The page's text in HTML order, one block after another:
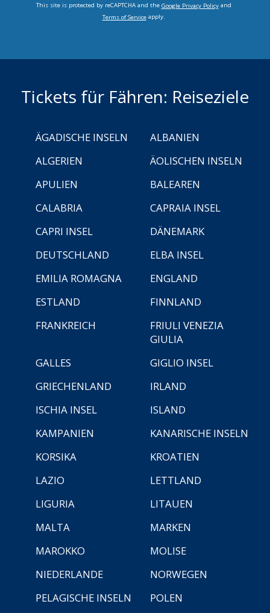
This site is protected by reCAPTCHA and the Google Privacy Policyand
Terms of Serviceapply.
Tickets für Fähren: Reiseziele
ÄGADISCHE INSELN
ALBANIEN
ALGERIEN
ÄOLISCHEN INSELN
APULIEN
BALEAREN
CALABRIA
CAPRAIA INSEL
CAPRI INSEL
DÄNEMARK
DEUTSCHLAND
ELBA INSEL
EMILIA ROMAGNA
ENGLAND
ESTLAND
FINNLAND
FRANKREICH
FRIULI VENEZIA
GIULIA
GALLES
GIGLIO INSEL
GRIECHENLAND
IRLAND
ISCHIA INSEL
ISLAND
KAMPANIEN
KANARISCHE INSELN
KORSIKA
KROATIEN
LAZIO
LETTLAND
LIGURIA
LITAUEN
MALTA
MARKEN
MAROKKO
MOLISE
NIEDERLANDE
NORWEGEN
PELAGISCHE INSELN
POLEN